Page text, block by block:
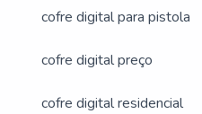
cofre digital para pistola
cofre digital preço
cofre digital residencial